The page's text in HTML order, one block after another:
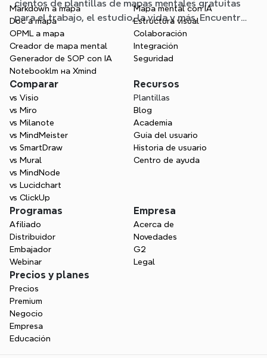
cientos de plantillas de mapas mentales gratuitas
para el trabajo, el estudio, la vida y más. Encuentra
el punto de partida ideal y olvídate de la página en
blanco.
Markdown a mapa
Doc a mapa
OPML a mapa
Creador de mapa mental
Generador de SOP con IA
Notebooklm на Xmind
Mapa mental con IA
Estructura visual
Colaboración
Integración
Seguridad
Comparar
vs Visio
vs Miro
vs Milanote
vs MindMeister
vs SmartDraw
vs Mural
vs MindNode
vs Lucidchart
vs ClickUp
Recursos
Plantillas
Blog
Academia
Guía del usuario
Historia de usuario
Centro de ayuda
Programas
Afiliado
Distribuidor
Embajador
Webinar
Empresa
Acerca de
Novedades
G2
Legal
Precios y planes
Precios
Premium
Negocio
Empresa
Educación